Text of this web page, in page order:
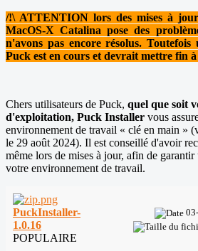
/!\ ATTENTION lors des mises à
MacOS-X Catalina pose des
n'avons pas encore résolus.
Puck est en cours et devrait mettre fin à
Chers utilisateurs de Puck, quel que soit
d'exploitation, Puck Installer vous
environnement de travail « clé en main »
le 29 août 2024). Il est conseillé d'avoir
même lors de mises à jour, afin de
votre environnement de travail.
PuckInstaller-
1.0.16
POPULAIRE